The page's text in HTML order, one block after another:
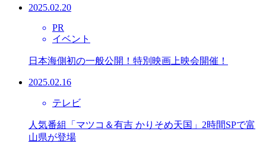
2025.02.20
PR
イベント
日本海側初の一般公開！特別映画上映会開催！
2025.02.16
テレビ
人気番組「マツコ＆有吉 かりそめ天国」2時間SPで富
山県が登場